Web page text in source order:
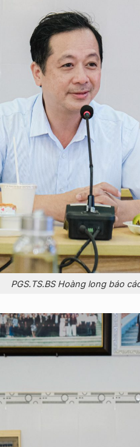
PGS.TS.BS Hoàng long báo